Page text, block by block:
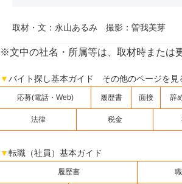
取材・文：永山あるみ 撮影：曽我美芽
※文中の社名・所属等は、取材時または
▼バイト探し基本ガイド その他のページを見
応募(電話・Web) 履歴書 面接 辞
法律 税金
▼転職（社員）基本ガイド
履歴書